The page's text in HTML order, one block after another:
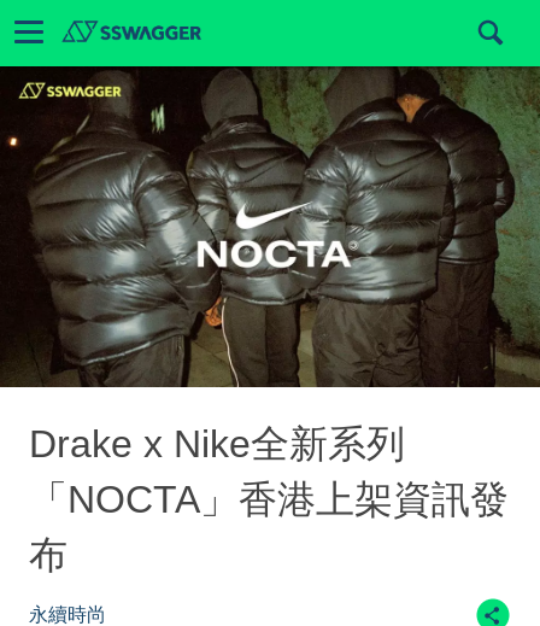
Drake x Nike全新系列
「NOCTA」香港上架資訊發
布
永續時尚